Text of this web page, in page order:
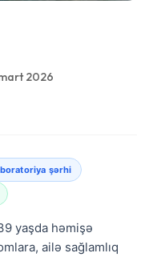
2026
şərhi
yaşda həmişə
ailə sağlamlıq